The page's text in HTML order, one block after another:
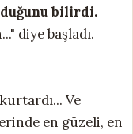
bilirdi.
diye başladı.
Ve
en güzeli, en